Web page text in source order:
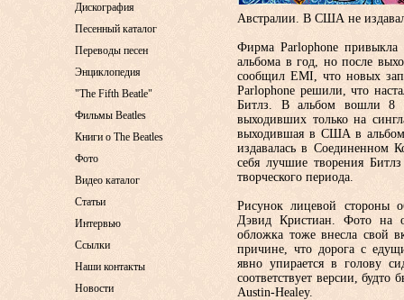
Австралии. В США не
Фирма Parlophone привыкла
альбома в год, но после
сообщил EMI, что новых
Parlophone решили, что
Битлз. В альбом вошли 8
выходивших только на
выходившая в США в
издавалась в Соединенном
себя лучшие творения
творческого периода.
Рисунок лицевой стороны
Дэвид Кристиан. Фото на
обложка тоже внесла свой
причине, что дорога с
явно упирается в голову
соответствует версии,
Austin-Healey.
Дискография
Песенный каталог
Переводы песен
Энциклопедия
"The Fifth Beatle"
Фильмы Beatles
Книги о The Beatles
Фото
Видео каталог
Статьи
Интервью
Ссылки
Наши контакты
Новости